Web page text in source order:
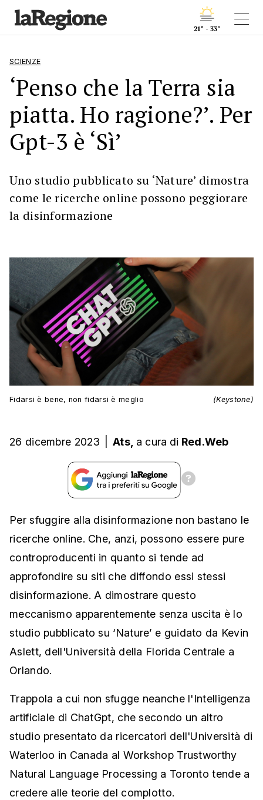
21° - 33°
SCIENZE
‘Penso che la Terra sia
piatta. Ho ragione?’. Per
Gpt-3 è ‘Sì’
Uno studio pubblicato su ‘Nature’ dimostra
come le ricerche online possono peggiorare
la disinformazione
Fidarsi è bene, non fidarsi è meglio (Keystone)
26 dicembre 2023 Ats, a cura di Red.Web
Per sfuggire alla disinformazione non bastano le
ricerche online. Che, anzi, possono essere pure
controproducenti in quanto si tende ad
approfondire su siti che diffondo essi stessi
disinformazione. A dimostrare questo
meccanismo apparentemente senza uscita è lo
studio pubblicato su ‘Nature’ e guidato da Kevin
Aslett, dell'Università della Florida Centrale a
Orlando.
Trappola a cui non sfugge neanche l'Intelligenza
artificiale di ChatGpt, che secondo un altro
studio presentato da ricercatori dell'Università di
Waterloo in Canada al Workshop Trustworthy
Natural Language Processing a Toronto tende a
credere alle teorie del complotto.